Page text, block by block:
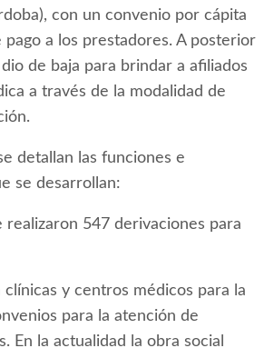
con un convenio por cápita
a los prestadores. A posterior
de baja para brindar a afiliados
a través de la modalidad de
detallan las funciones e
se desarrollan:
realizaron 547 derivaciones para
clínicas y centros médicos para la
para la atención de
En la actualidad la obra social